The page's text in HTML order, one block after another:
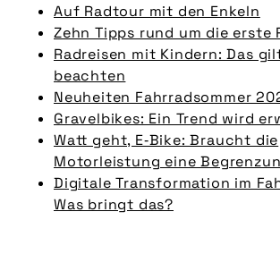
Auf Radtour mit den Enkeln
Zehn Tipps rund um die erste
Radreisen mit Kindern: Das
beachten
Neuheiten Fahrradsommer
Gravelbikes: Ein Trend wird
Watt geht, E‑Bike: Braucht die
Motorleistung eine
Digitale Transformation im
Was bringt das?